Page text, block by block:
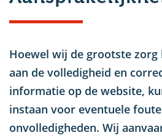
Hoewel wij de grootste zorg
aan de volledigheid en
informatie op de website,
instaan voor eventuele
onvolledigheden. Wij